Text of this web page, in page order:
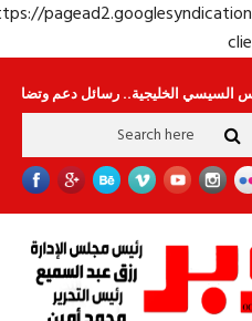
https://
الخليجية.. رسائل دعم وتضامن للأشقاء